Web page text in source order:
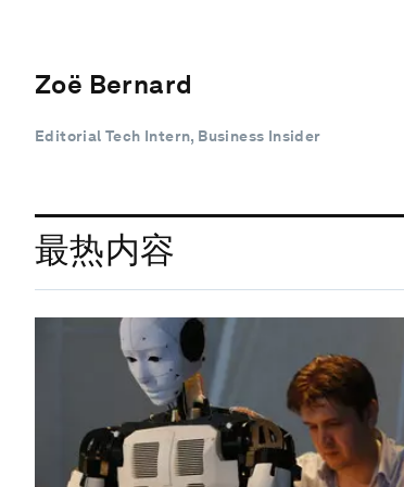
Zoë Bernard
Editorial Tech Intern, Business Insider
最热内容